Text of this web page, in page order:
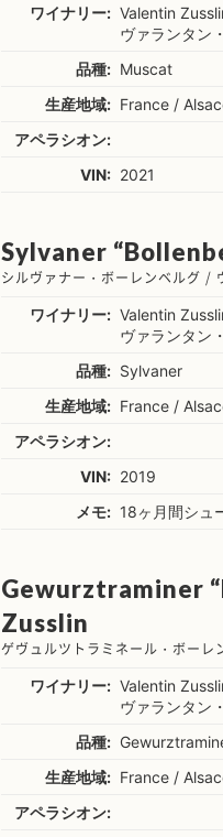
ワイナリー: Valentin
ヴァランタン
品種: Muscat
生産地域: France /
アペラシオン:
VIN: 2021
Sylvaner
シルヴァナー・ボーレンベルグ /
ワイナリー: Valentin
ヴァランタン
品種: Sylvaner
生産地域: France /
アペラシオン:
VIN: 2019
メモ: 18ヶ月間シュ
Gewurztraminer
Zusslin
ゲヴュルツトラミネール・ボー
ワイナリー: Valentin
ヴァランタン
品種:
生産地域: France /
アペラシオン: